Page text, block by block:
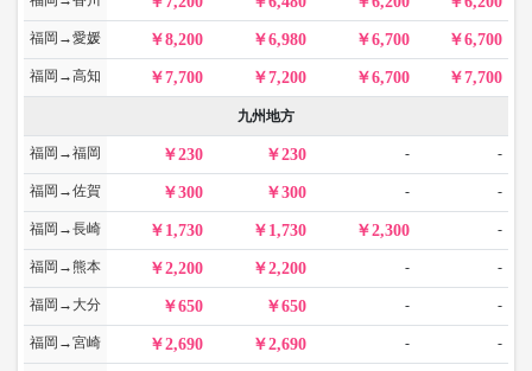
福岡→愛媛 8,200 6,980 6,700 6,700
福岡→高知 7,700 7,200 6,700 7,700
九州地方
福岡→福岡 230 230 - -
福岡→佐賀 300 300 - -
福岡→長崎 1,730 1,730 2,300 -
福岡→熊本 2,200 2,200 - -
福岡→大分 650 650 - -
福岡→宮崎 2,690 2,690 - -